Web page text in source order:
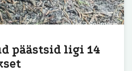
päästsid ligi 14